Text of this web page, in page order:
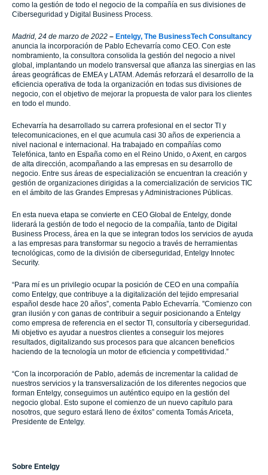
como la gestión de todo el negocio de la compañía en sus divisiones de
Ciberseguridad y Digital Business Process.
Madrid, 24 de marzo de 2022 – Entelgy, The BusinessTech Consultancy
anuncia la incorporación de Pablo Echevarría como CEO. Con este
nombramiento, la consultora consolida la gestión del negocio a nivel
global, implantando un modelo transversal que afianza las sinergias en las
áreas geográficas de EMEA y LATAM. Además reforzará el desarrollo de la
eficiencia operativa de toda la organización en todas sus divisiones de
negocio, con el objetivo de mejorar la propuesta de valor para los clientes
en todo el mundo.
Echevarría ha desarrollado su carrera profesional en el sector TI y
telecomunicaciones, en el que acumula casi 30 años de experiencia a
nivel nacional e internacional. Ha trabajado en compañías como
Telefónica, tanto en España como en el Reino Unido, o Axent, en cargos
de alta dirección, acompañando a las empresas en su desarrollo de
negocio. Entre sus áreas de especialización se encuentran la creación y
gestión de organizaciones dirigidas a la comercialización de servicios TIC
en el ámbito de las Grandes Empresas y Administraciones Públicas.
En esta nueva etapa se convierte en CEO Global de Entelgy, donde
liderará la gestión de todo el negocio de la compañía, tanto de Digital
Business Process, área en la que se integran todos los servicios de ayuda
a las empresas para transformar su negocio a través de herramientas
tecnológicas, como de la división de ciberseguridad, Entelgy Innotec
Security.
“Para mí es un privilegio ocupar la posición de CEO en una compañía
como Entelgy, que contribuye a la digitalización del tejido empresarial
español desde hace 20 años”, comenta Pablo Echevarría. ”Comienzo con
gran ilusión y con ganas de contribuir a seguir posicionando a Entelgy
como empresa de referencia en el sector TI, consultoría y ciberseguridad.
Mi objetivo es ayudar a nuestros clientes a conseguir los mejores
resultados, digitalizando sus procesos para que alcancen beneficios
haciendo de la tecnología un motor de eficiencia y competitividad.”
“Con la incorporación de Pablo, además de incrementar la calidad de
nuestros servicios y la transversalización de los diferentes negocios que
forman Entelgy, conseguimos un auténtico equipo en la gestión del
negocio global. Esto supone el comienzo de un nuevo capítulo para
nosotros, que seguro estará lleno de éxitos” comenta Tomás Ariceta,
Presidente de Entelgy.
Sobre Entelgy